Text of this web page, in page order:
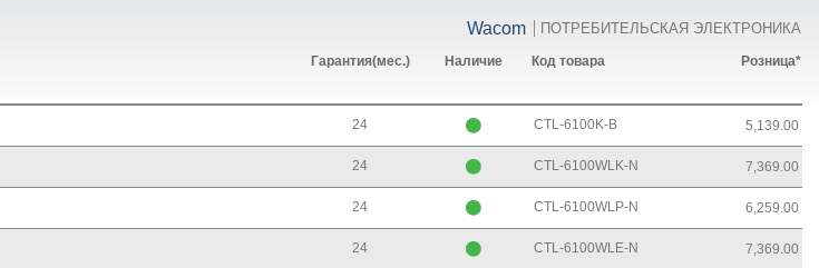
ПОТРЕБИТЕЛЬСКАЯ ЭЛЕКТРОНИКА
Wacom
Гарантия(мес.) Наличие Код товара Розница*
24 CTL-6100K-B 5,139.00
24 CTL-6100WLK-N 7,369.00
24 CTL-6100WLP-N 6,259.00
24 CTL-6100WLE-N 7,369.00